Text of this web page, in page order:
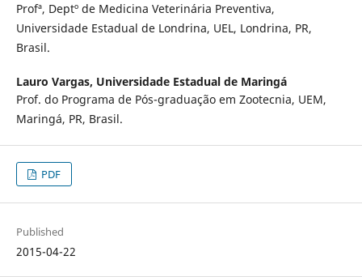
Profª, Deptº de Medicina Veterinária Preventiva,
Universidade Estadual de Londrina, UEL, Londrina, PR,
Brasil.
Lauro Vargas, Universidade Estadual de Maringá
Prof. do Programa de Pós-graduação em Zootecnia, UEM,
Maringá, PR, Brasil.
PDF
Published
2015-04-22